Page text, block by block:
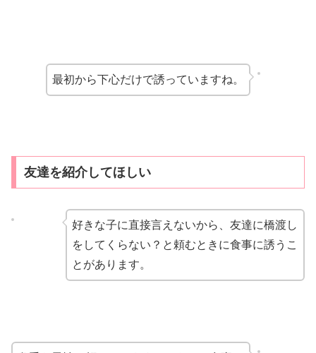
最初から下心だけで誘っていますね。
友達を紹介してほしい
好きな子に直接言えないから、友達に橋渡し
をしてくらない？と頼むときに食事に誘うこ
とがあります。